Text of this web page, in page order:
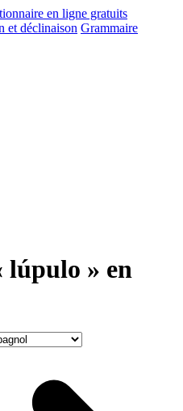
et déclinaison Grammaire
lúpulo » en